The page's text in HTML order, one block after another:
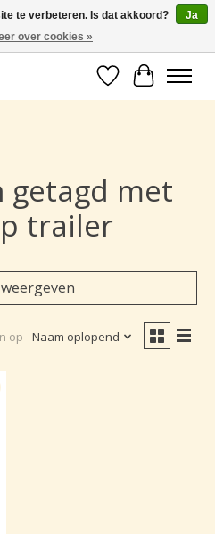
boot onderhoud.
Verlanglijst
getagd met
trailer
op Naam oplopend
te verbeteren. Is dat akkoord?
Ja
over cookies »